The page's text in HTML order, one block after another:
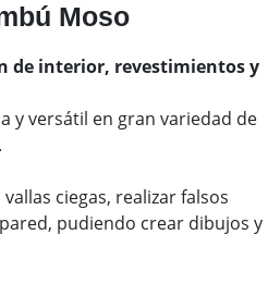
Moso
de interior, revestimientos y
y versátil en gran variedad de
ciegas, realizar falsos
pudiendo crear dibujos y